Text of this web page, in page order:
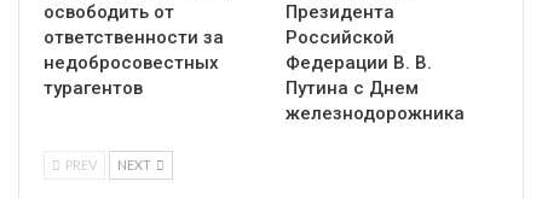
освободить от
ответственности за
недобросовестных
турагентов
Президента
Российской
Федерации В. В.
Путина с Днем
железнодорожника
PREV NEXT